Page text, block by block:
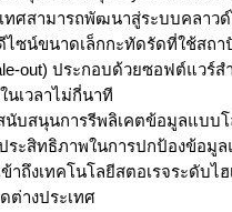
ทศสามารถพัฒนาสู่ระบบคลาว
ไซน์ขนาดเล็กกะทัดรัดที่ใช้สถา
out) ประกอบด้วยซอฟต์แวร์ส
นเวลาไม่กี่นาที
นับสนุนการรีพลิเคตข้อมูลแบบ
ระสิทธิภาพในการปกป้องข้อมูล
ข้าถึงเทคโนโลยีสตอเรจระดับไ
ต่างประเทศ